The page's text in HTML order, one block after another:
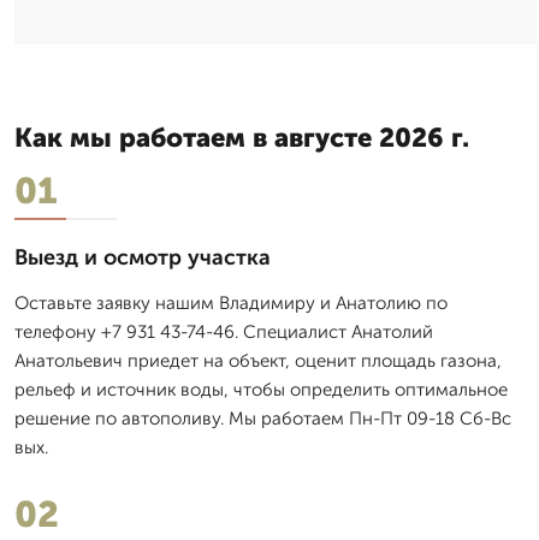
Как мы работаем в августе 2026 г.
01
Выезд и осмотр участка
Оставьте заявку нашим Владимиру и Анатолию по
телефону +7 931 43-74-46. Специалист Анатолий
Анатольевич приедет на объект, оценит площадь газона,
рельеф и источник воды, чтобы определить оптимальное
решение по автополиву. Мы работаем Пн-Пт 09-18 Сб-Вс
вых.
02